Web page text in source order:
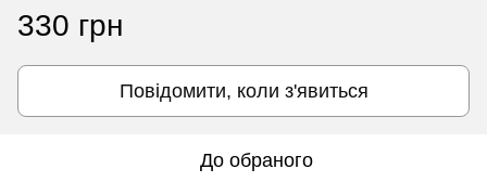
330 грн
Повідомити, коли з'явиться
До обраного